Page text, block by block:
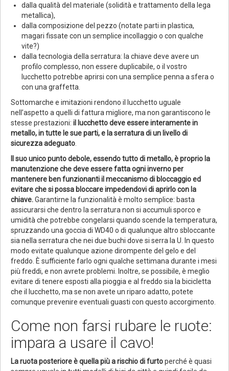
dalla qualità del materiale (solidità e trattamento della lega
metallica),
dalla composizione del pezzo (notate parti in plastica,
magari fissate con un semplice incollaggio o con qualche
vite?)
dalla tecnologia della serratura: la chiave deve avere un
profilo complesso, non essere duplicabile, o il vostro
lucchetto potrebbe aprirsi con una semplice penna a sfera o
con una graffetta.
Sottomarche e imitazioni rendono il lucchetto uguale
nell’aspetto a quelli di fattura migliore, ma non garantiscono le
stesse prestazioni: il lucchetto deve essere interamente in
metallo, in tutte le sue parti, e la serratura di un livello di
sicurezza adeguato
Il suo unico punto debole, essendo tutto di metallo, è proprio la
manutenzione che deve essere fatta ogni inverno per
mantenere ben funzionanti il meccanismo di bloccaggio ed
evitare che si possa bloccare impedendovi di aprirlo con la
chiave.Garantirne la funzionalità è molto semplice: basta
assicurarsi che dentro la serratura non si accumuli sporco e
umidità che potrebbe congelarsi quando scende la temperatura,
spruzzando una goccia di WD40 o di qualunque altro sbloccante
sia nella serratura che nei due buchi dove si serra la U. In questo
modo evitate qualunque azione dirompente del gelo e del
freddo. È sufficiente farlo ogni qualche settimana durante i mesi
più freddi, e non avrete problemi. Inoltre, se possibile, è meglio
evitare di tenere esposti alla pioggia e al freddo sia la bicicletta
che il lucchetto, ma se non avete un riparo adatto, potete
comunque prevenire eventuali guasti con questo accorgimento.
Come non farsi rubare le ruote:
impara a usare il cavo!
La ruota posteriore è quella più a rischio di furtoperché è quasi